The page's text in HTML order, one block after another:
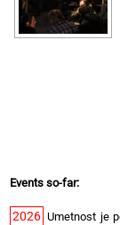
Events so-far:
2026 Umetnost je